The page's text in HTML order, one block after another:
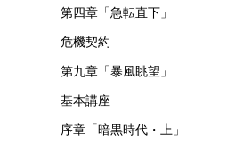
第四章「急転直下」
危機契約
第九章「暴風眺望」
基本講座
序章「暗黒時代・上」